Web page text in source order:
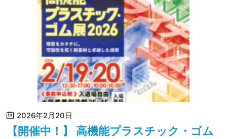
2026年2月20日
【開催中！】 高機能プラスチック・ゴム